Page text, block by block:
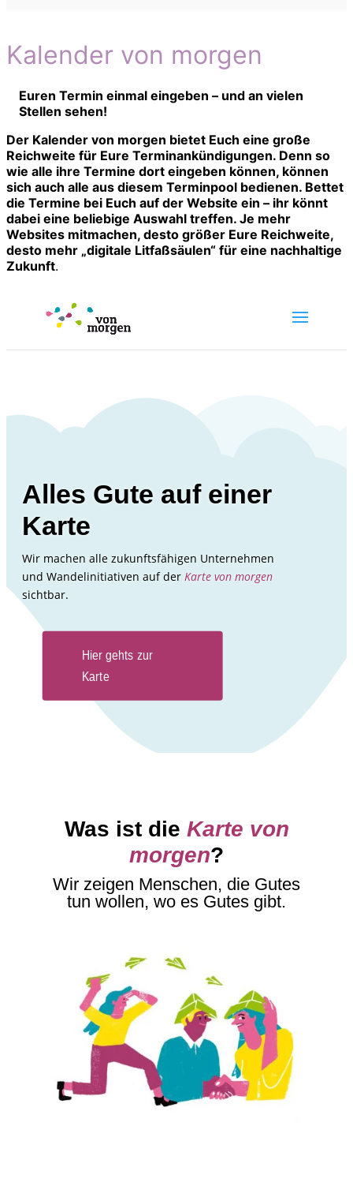
Kalender von morgen
Euren Termin einmal eingeben – und an vielen
Stellen sehen!
Der Kalender von morgen bietet Euch eine große
Reichweite für Eure Terminankündigungen. Denn so
wie alle ihre Termine dort eingeben können, können
sich auch alle aus diesem Terminpool bedienen. Bettet
die Termine bei Euch auf der Website ein – ihr könnt
dabei eine beliebige Auswahl treffen. Je mehr
Websites mitmachen, desto größer Eure Reichweite,
desto mehr „digitale Litfaßsäulen“ für eine nachhaltige
Zukunft.